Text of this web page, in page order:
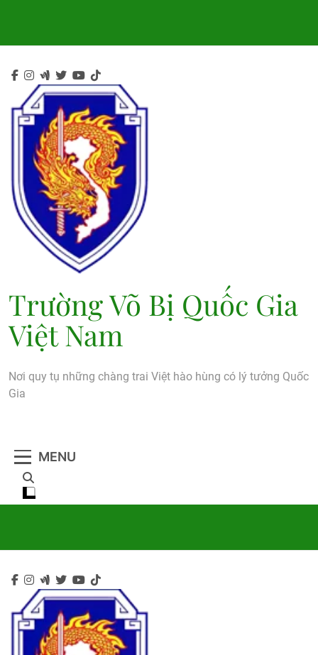
Trường Võ Bị Quốc Gia
Việt Nam
Nơi quy tụ những chàng trai Việt hào hùng có lý tưởng Quốc
Gia
MENU